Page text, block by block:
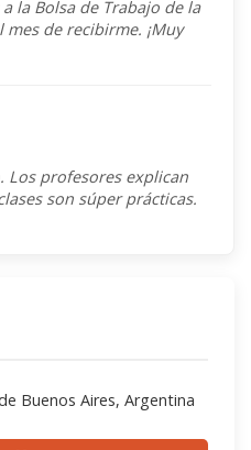
I y II).
mental.
de adultos
la Bolsa de Trabajo de la
de recibirme. ¡Muy
Los profesores explican
son súper prácticas.
Buenos Aires, Argentina